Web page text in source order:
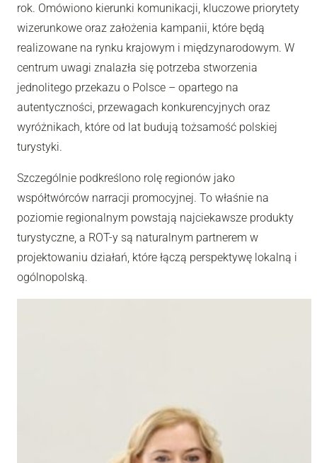
rok. Omówiono kierunki komunikacji, kluczowe priorytety
wizerunkowe oraz założenia kampanii, które będą
realizowane na rynku krajowym i międzynarodowym. W
centrum uwagi znalazła się potrzeba stworzenia
jednolitego przekazu o Polsce – opartego na
autentyczności, przewagach konkurencyjnych oraz
wyróżnikach, które od lat budują tożsamość polskiej
turystyki.
Szczególnie podkreślono rolę regionów jako
współtwórców narracji promocyjnej. To właśnie na
poziomie regionalnym powstają najciekawsze produkty
turystyczne, a ROT-y są naturalnym partnerem w
projektowaniu działań, które łączą perspektywę lokalną i
ogólnopolską.